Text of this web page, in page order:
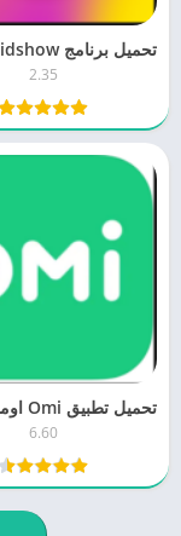
2.35
6.60